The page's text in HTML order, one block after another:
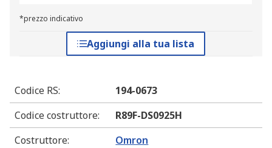
*prezzo indicativo
Aggiungi alla tua lista
Codice RS:
194-0673
Codice costruttore:
R89F-DS0925H
Costruttore: Omron